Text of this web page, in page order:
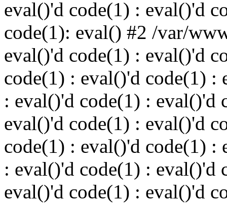
eval()'d code(1) : eval()'d
code(1): eval() #2 /var/
eval()'d code(1) : eval()'d
code(1) : eval()'d code(1) :
: eval()'d code(1) : eval()'d
eval()'d code(1) : eval()'d
code(1) : eval()'d code(1) :
: eval()'d code(1) : eval()'d
eval()'d code(1) : eval()'d